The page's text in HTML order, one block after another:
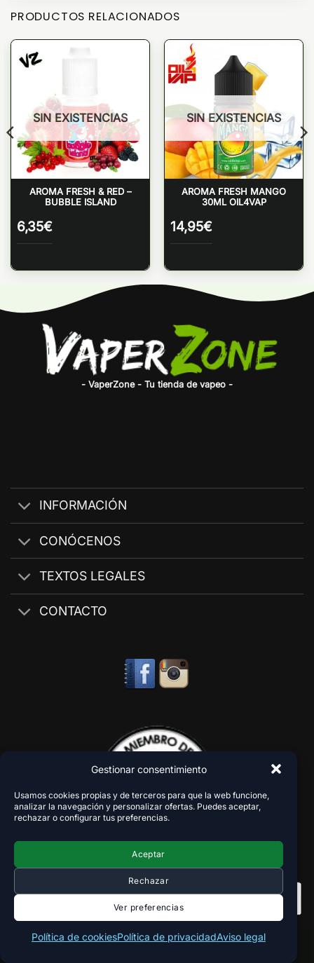
Gestionar consentimiento
Usamos cookies propias y de terceros para que la web funcione,
analizar la navegación y personalizar ofertas. Puedes aceptar,
rechazar o configurar tus preferencias.
Aceptar
Rechazar
Ver preferencias
Política de cookiesPolítica de privacidadAviso legal
PRODUCTOS RELACIONADOS
SIN EXISTENCIAS
AROMA FRESH & RED –
BUBBLE ISLAND
6,35€
SIN EXISTENCIAS
AROMA FRESH MANGO
30ML OIL4VAP
14,95€
- VaperZone - Tu tienda de vapeo -
INFORMACIÓN
CONÓCENOS
TEXTOS LEGALES
CONTACTO
Copyright 2018-2026 - VaperZone ®